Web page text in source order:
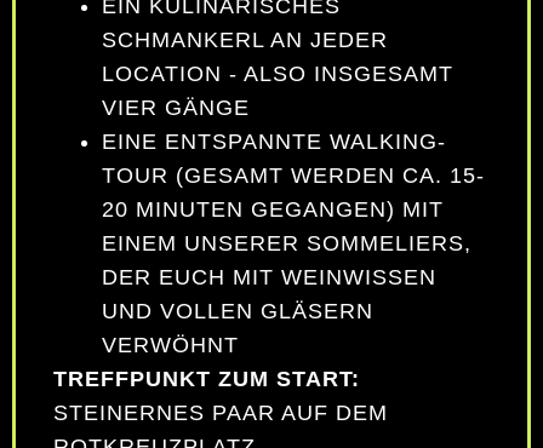
EIN KULINARISCHES
SCHMANKERL AN JEDER
LOCATION - ALSO INSGESAMT
VIER GÄNGE
EINE ENTSPANNTE WALKING-
TOUR (GESAMT WERDEN CA. 15-
20 MINUTEN GEGANGEN) MIT
EINEM UNSERER SOMMELIERS,
DER EUCH MIT WEINWISSEN
UND VOLLEN GLÄSERN
VERWÖHNT
TREFFPUNKT ZUM START:
STEINERNES PAAR AUF DEM